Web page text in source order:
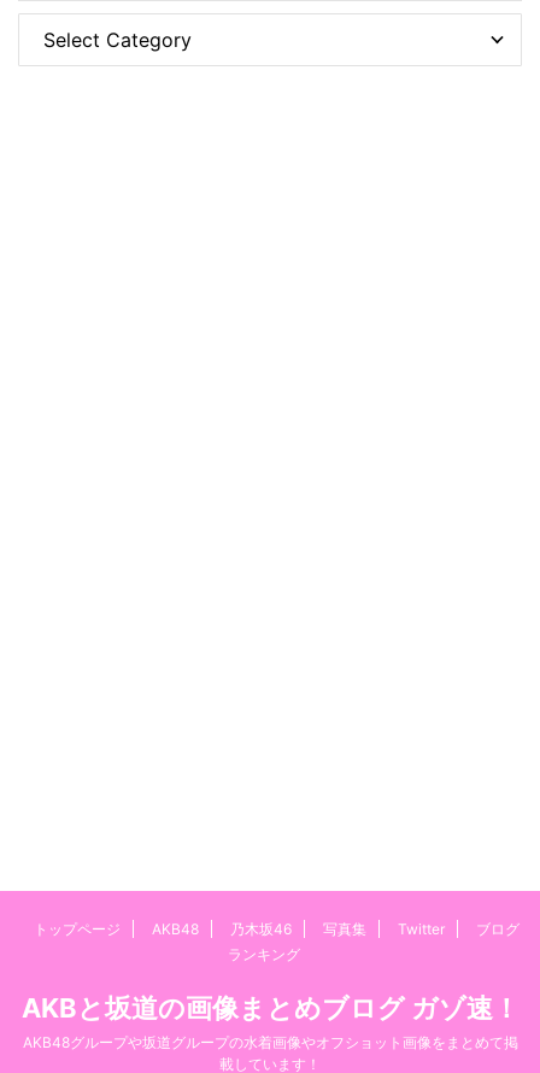
トップページ AKB48 乃木坂46 写真集 Twitter
ブログ
ランキング
AKBと坂道の画像まとめブログ ガゾ速！
AKB48グループや坂道グループの水着画像やオフショット画像をまとめて掲
載しています！